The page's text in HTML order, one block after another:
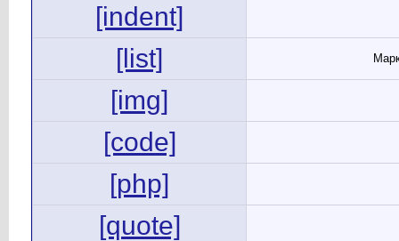
[indent]
[list]
[img]
[code]
[php]
[quote]